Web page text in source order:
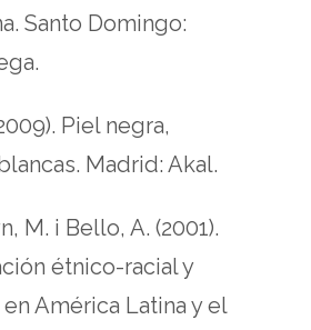
Santo Domingo:
Piel negra,
Madrid: Akal.
M. i Bello, A. (2001).
étnico-racial y
América Latina y el